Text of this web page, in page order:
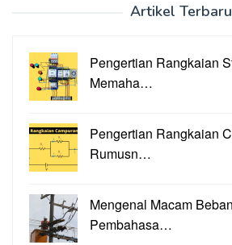
Artikel Terbaru
Pengertian Rangkaian
Memaha…
Pengertian Rangkaian
Rumusn…
Mengenal Macam
Pembahasa…